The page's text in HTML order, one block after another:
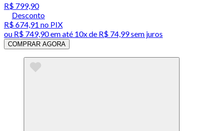
R$ 799,90
Desconto
R$ 674,91 no PIX
ou R$ 749,90em até 10x de R$ 74,99 sem juros
COMPRAR AGORA